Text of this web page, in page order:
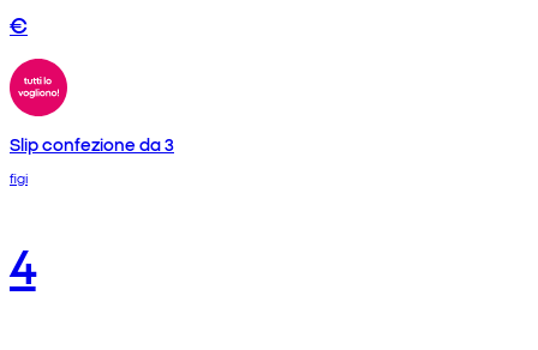
€
Slip confezione da 3
figi
4